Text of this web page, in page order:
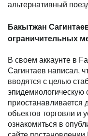
альтернативный
Бакытжан
ограничительных
В своем аккаунте в
Сагинтаев написал,
вводятся с целью
эпидемиологическую
приостанавливается
объектов торговли и
ознакомиться в